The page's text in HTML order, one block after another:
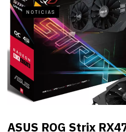
NOTICIAS
ASUS ROG Strix